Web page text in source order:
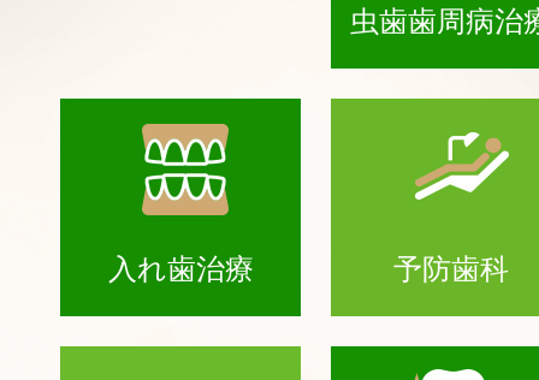
虫歯歯周病治
入れ歯治療 予防歯科